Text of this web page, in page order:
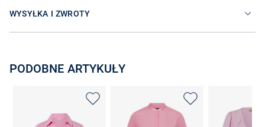
WYSYŁKA I ZWROTY
PODOBNE ARTYKUŁY